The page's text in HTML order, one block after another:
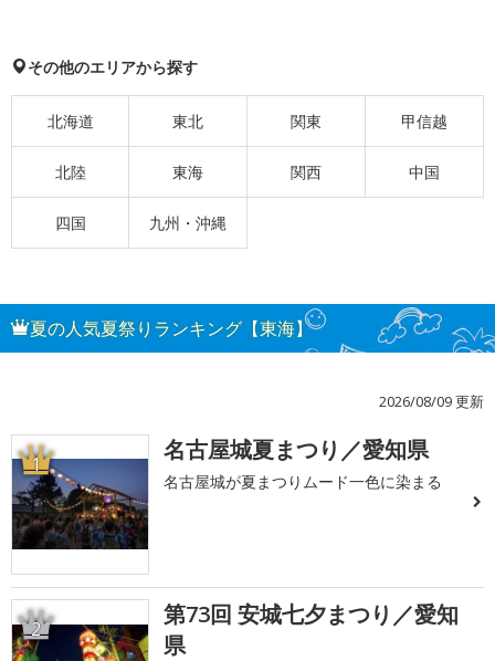
その他のエリアから探す
北海道 東北 関東 甲信越
北陸 東海 関西 中国
四国 九州・沖縄
夏の人気夏祭りランキング【東海】
2026/08/09 更新
1 名古屋城夏まつり／愛知県
名古屋城が夏まつりムード一色に染まる
2
第73回 安城七夕まつり／愛知
県